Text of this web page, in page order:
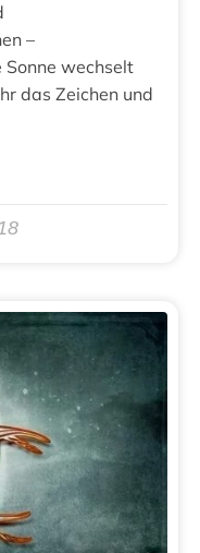
–
Sonne wechselt
das Zeichen und